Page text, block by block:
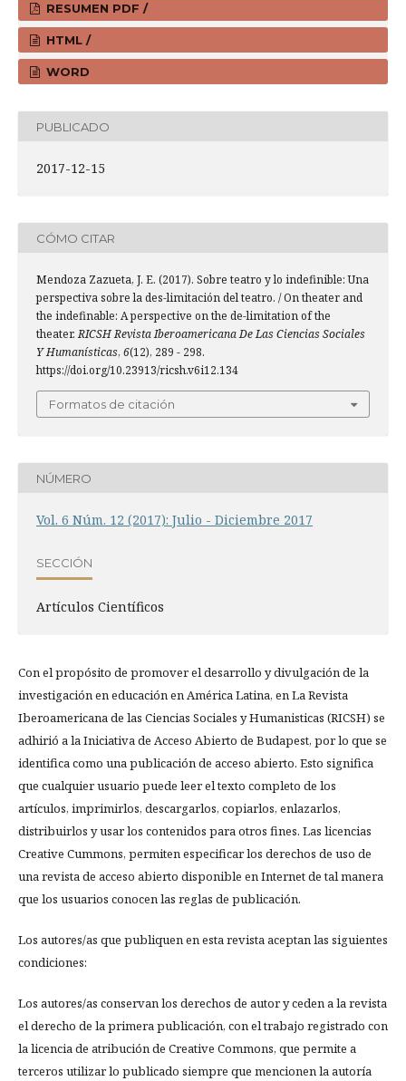
RESUMEN PDF /
HTML /
WORD
PUBLICADO
2017-12-15
CÓMO CITAR
Mendoza Zazueta, J. E. (2017). Sobre teatro y lo indefinible: Una
perspectiva sobre la des-limitación del teatro. / On theater and
the indefinable: A perspective on the de-limitation of the
theater.RICSH Revista Iberoamericana De Las Ciencias Sociales
Y Humanísticas, 6(12), 289 - 298.
https://doi.org/10.23913/ricsh.v6i12.134
Formatos de citación
NÚMERO
Vol. 6 Núm. 12 (2017): Julio - Diciembre 2017
SECCIÓN
Artí­culos Científicos
Con el propósito de promover el desarrollo y divulgación de la
investigación en educación en América Latina, en La Revista
Iberoamericana de las Ciencias Sociales y Humanisticas (RICSH) se
adhirió a la Iniciativa de Acceso Abierto de Budapest, por lo que se
identifica como una publicación de acceso abierto. Esto significa
que cualquier usuario puede leer el texto completo de los
artículos, imprimirlos, descargarlos, copiarlos, enlazarlos,
distribuirlos y usar los contenidos para otros fines. Las licencias
Creative Cummons, permiten especificar los derechos de uso de
una revista de acceso abierto disponible en Internet de tal manera
que los usuarios conocen las reglas de publicación.
Los autores/as que publiquen en esta revista aceptan las siguientes
condiciones:
Los autores/as conservan los derechos de autor y ceden a la revista
el derecho de la primera publicación, con el trabajo registrado con
la licencia de atribución de Creative Commons, que permite a
terceros utilizar lo publicado siempre que mencionen la autoría